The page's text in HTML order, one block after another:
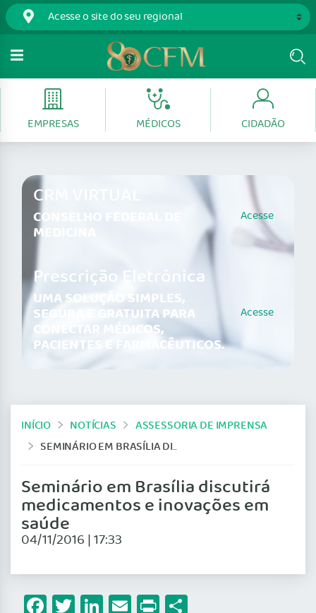
EMPRESAS MÉDICOS CIDADÃO
CRM VIRTUAL
CONSELHO FEDERAL DE
MEDICINA
Acesse
Prescrição Eletrônica
UMA SOLUÇÃO SIMPLES,
SEGURA E GRATUITA PARA
CONECTAR MÉDICOS,
PACIENTES E FARMACÊUTICOS.
Acesse
INÍCIO NOTÍCIAS
ASSESSORIA DE IMPRENSA
SEMINÁRIO EM BRASÍLIA DISCUTIRÁ MEDICAMENTOS E INOVAÇÕES EM SAÚDE
Seminário em Brasília discutirá
medicamentos e inovações em
saúde
04/11/2016 | 17:33
Facebook
Twitter
LinkedIn
Email
Print